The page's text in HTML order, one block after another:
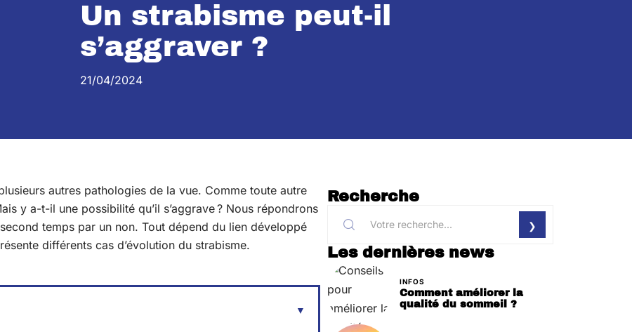
Un strabisme peut-il
s’aggraver ?
21/04/2024
autres pathologies de la vue. Comme toute autre
y a-t-il une possibilité qu’il s’aggrave ? Nous répondrons
temps par un non. Tout dépend du lien développé
différents cas d’évolution du strabisme.
Recherche
Les dernières news
INFOS
Comment améliorer la
qualité du sommeil ?